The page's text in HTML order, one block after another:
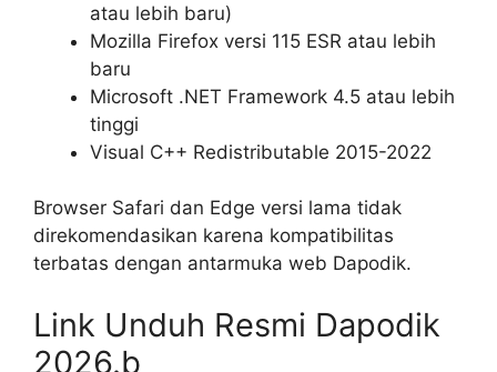
atau lebih baru)
Mozilla Firefox versi 115 ESR atau lebih
baru
Microsoft .NET Framework 4.5 atau lebih
tinggi
Visual C++ Redistributable 2015-2022
Browser Safari dan Edge versi lama tidak
direkomendasikan karena kompatibilitas
terbatas dengan antarmuka web Dapodik.
Link Unduh Resmi Dapodik
2026.b